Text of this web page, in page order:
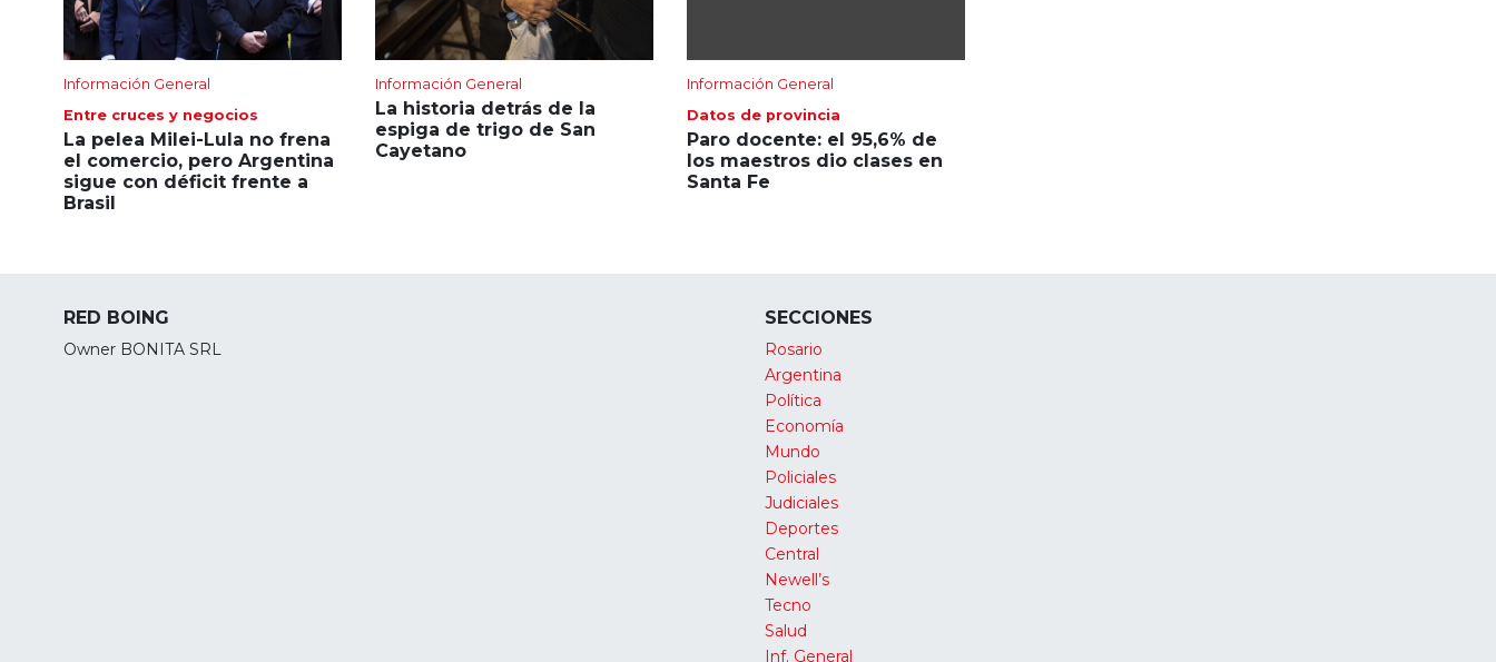
Información General
Entre cruces y negocios
La pelea Milei-Lula no frena
el comercio, pero Argentina
sigue con déficit frente a
Brasil
Información General
La historia detrás de la
espiga de trigo de San
Cayetano
Información General
Datos de provincia
Paro docente: el 95,6% de
los maestros dio clases en
Santa Fe
RED BOING
Owner BONITA SRL
SECCIONES
Rosario
Argentina
Política
Economía
Mundo
Policiales
Judiciales
Deportes
Central
Newell’s
Tecno
Salud
Inf. General